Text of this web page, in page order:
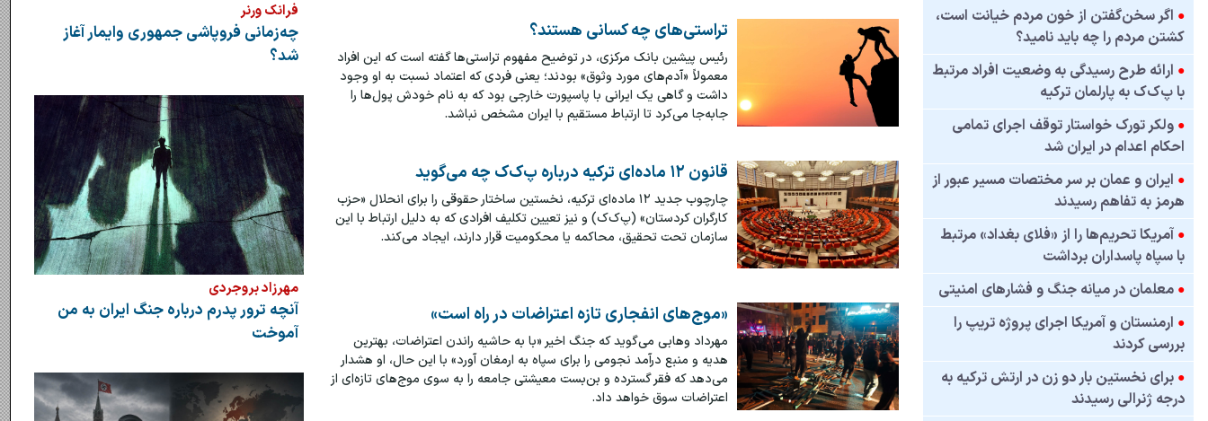
فرانک ورنر
چه‌زمانی فروپاشی جمهوری وایمار آغاز
شد؟
مهرزاد بروجردی
آنچه ترور پدرم درباره جنگ ایران به من
آموخت
تراستی‌های چه کسانی هستند؟
رئیس پیشین بانک مرکزی، در توضیح مفهوم تراستی‌ها گفته است که این افراد
معمولاً «آدم‌های مورد وثوق» بودند؛ یعنی فردی که اعتماد نسبت به او وجود
داشت و گاهی یک ایرانی با پاسپورت خارجی بود که به نام خودش پول‌ها را
جابه‌جا می‌کرد تا ارتباط مستقیم با ایران مشخص نباشد.
قانون ۱۲ ماده‌ای ترکیه درباره پ‌ک‌ک چه می‌گوید
چارچوب جدید ۱۲ ماده‌ای ترکیه، نخستین ساختار حقوقی را برای انحلال «حزب
کارگران کردستان» (پ‌ک‌ک) و نیز تعیین تکلیف افرادی که به دلیل ارتباط با این
سازمان تحت تحقیق، محاکمه یا محکومیت قرار دارند، ایجاد می‌کند.
«موج‌های انفجاری تازه اعتراضات در راه است»
مهرداد وهابی می‌گوید که جنگ اخیر «با به حاشیه راندن اعتراضات، بهترین
هدیه و منبع درآمد نجومی را برای سپاه به ارمغان آورد» با این حال، او هشدار
می‌دهد که فقر گسترده و بن‌بست معیشتی جامعه را به سوی موج‌های تازه‌ای از
اعتراضات سوق خواهد داد.
● اگر سخن‌گفتن از خون مردم خیانت است،
کشتن مردم را چه باید نامید؟
● ارائه طرح رسیدگی به وضعیت افراد مرتبط
با پ‌ک‌ک به پارلمان ترکیه
● ولکر تورک خواستار توقف اجرای تمامی
احکام اعدام در ایران شد
● ایران و عمان بر سر مختصات مسیر عبور از
هرمز به تفاهم رسیدند
● آمریکا تحریم‌ها را از «فلای بغداد» مرتبط
با سپاه پاسداران برداشت
● معلمان در میانه جنگ و فشارهای امنیتی
● ارمنستان و آمریکا اجرای پروژه تریپ را
بررسی کردند
● برای نخستین بار دو زن در ارتش ترکیه به
درجه ژنرالی رسیدند